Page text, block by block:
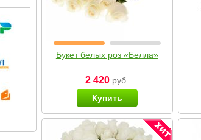
Букет белых роз «Белла»
2 420 руб.
Купить